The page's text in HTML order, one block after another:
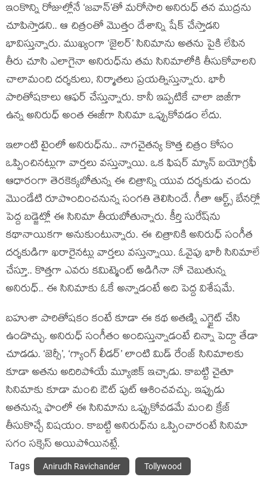
ఇంకొన్ని రోజుల్లోనే ‘జవాన్’తో మరోసారి అనిరుధ్ తన ముద్రను
చూపిస్తాడని.. ఆ చిత్రంతో మొత్తం దేశాన్ని షేక్ చేస్తాడని
భావిస్తున్నారు. ముఖ్యంగా ‘జైలర్’ సినిమాను అతను పైకి లేపిన
తీరు చూసి ఎలాగైనా అనిరుధ్‌ను తమ సినిమాలోకి తీసుకోవాలని
చాలామంది దర్శకులు, నిర్మాతలు ప్రయత్నిస్తున్నారు. భారీ
పారితోషకాలు ఆఫర్ చేస్తున్నారు. కానీ ఇప్పటికే చాలా బిజీగా
ఉన్న అనిరుధ్ అంత ఈజీగా సినిమా ఒప్పుకోవడం లేదు.
ఇలాంటి టైంలో అనిరుధ్‌ను.. నాగచైతన్య కొత్త చిత్రం కోసం
ఒప్పించినట్లుగా వార్తలు వస్తున్నాయి. ఒక ఫిషర్ మ్యాన్ బయోగ్రఫీ
ఆధారంగా తెరకెక్కబోతున్న ఈ చిత్రాన్ని యువ దర్శకుడు చందు
మొండేటి రూపొందించనున్న సంగతి తెలిసిందే. గీతా ఆర్ట్స్ బేనర్లో
పెద్ద బడ్జెట్లో ఈ సినిమా తీయబోతున్నారు. కీర్తి సురేష్‌ను
కథానాయికగా అనుకుంటున్నారు. ఈ చిత్రానికి అనిరుధ్ సంగీత
దర్శకుడిగా ఖరారైనట్లు వార్తలు వస్తున్నాయి. ఓవైపు భారీ సినిమాలే
చేస్తూ.. కొత్తగా ఎవరు కమిట్మెంట్ అడిగినా నో చెబుతున్న
అనిరుధ్.. ఈ సినిమాకు ఓకే అన్నాడంటే అది పెద్ద విశేషమే.
బహుశా పారితోషకం కంటే కూడా ఈ కథ అతణ్ని ఎగ్జైట్ చేసి
ఉండొచ్చు. అనిరుధ్ సంగీతం అందిస్తున్నాడంటే చిన్నా పెద్దా తేడా
చూడడు. ‘జెర్సీ’, ‘గ్యాంగ్ లీడర్’ లాంటి మిడ్ రేంజ్ సినిమాలకు
కూడా అతను అదిరిపోయే మ్యూజిక్ ఇచ్చాడు. కాబట్టి చైతూ
సినిమాకు కూడా మంచి ఔట్ పుట్ ఆశించవచ్చు. ఇప్పుడు
అతనున్న ఫాంలో ఈ సినిమాను ఒప్పుకోవడమే మంచి క్రేజ్
తీసుకొచ్చే విషయం. కాబట్టి అనిరుధ్‌ను ఒప్పించారంటే సినిమా
సగం సక్సెస్ అయిపోయినట్లే.
Tags Anirudh Ravichander Tollywood